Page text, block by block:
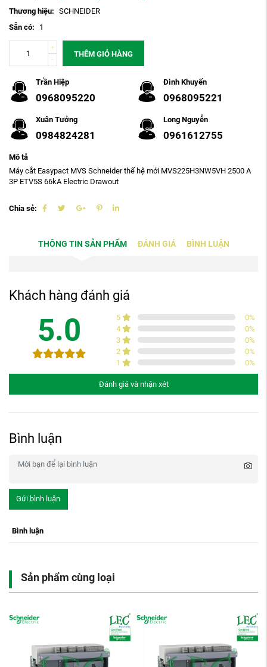
Thương hiệu: SCHNEIDER
Sẵn có:
1
THÊM GIỎ HÀNG
Trần Hiệp
0968095220
Đình Khuyến
0968095221
Xuân Tưởng
0984824281
Long Nguyễn
0961612755
Mô tả
Máy cắt Easypact MVS Schneider thế hệ mới MVS225H3NW5VH 2500 A
3P ETV5S 66kA Electric Drawout
Chia sẻ:
THÔNG TIN SẢN PHẨM ĐÁNH GIÁ BÌNH LUẬN
Khách hàng đánh giá
5.0 5 0%
4
0%
3
0%
2
0%
1
0%
Đánh giá và nhận xét
Bình luận
Gửi bình luận
Bình luận
Sản phẩm cùng loại